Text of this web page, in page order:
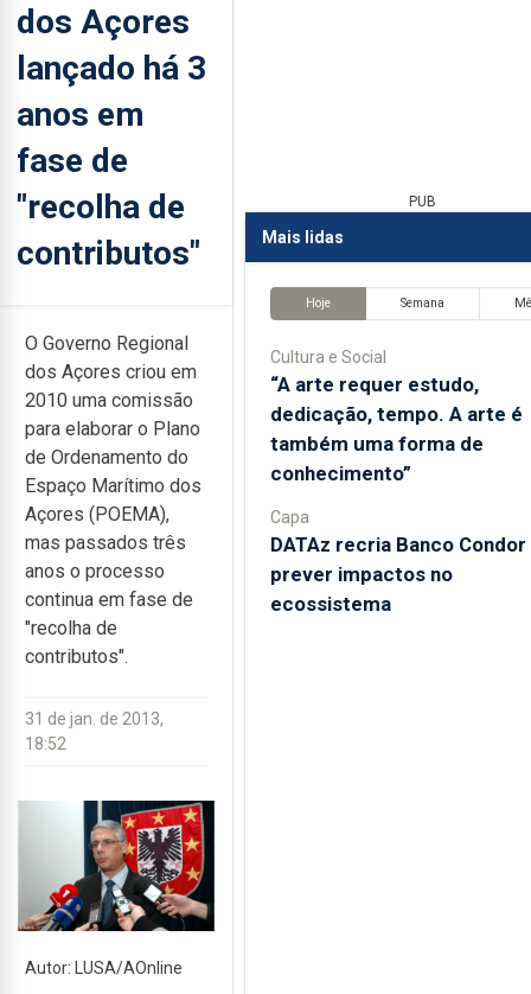
dos Açores
lançado há 3
anos em
fase de
"recolha de
contributos"
O Governo Regional
dos Açores criou em
2010 uma comissão
para elaborar o Plano
de Ordenamento do
Espaço Marítimo dos
Açores (POEMA),
mas passados três
anos o processo
continua em fase de
"recolha de
contributos".
31 de jan. de 2013,
18:52
Autor: LUSA/AOnline
PUB
Mais lidas
Hoje Semana
Cultura e Social
“A arte requer estudo,
dedicação, tempo. A arte é
também uma forma de
conhecimento”
Capa
DATAz recria Banco Condor
prever impactos no
ecossistema